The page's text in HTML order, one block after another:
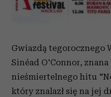
Gwiazdą tegorocznego
Sinéad O'Connor,
nieśmiertelnego hitu
który znalazł się na jej